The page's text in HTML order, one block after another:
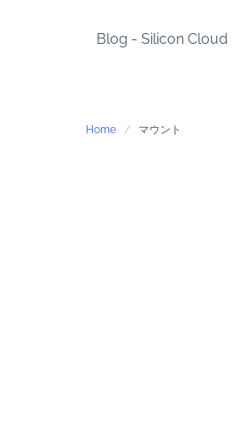
Blog - Silicon Cloud
Home マウント